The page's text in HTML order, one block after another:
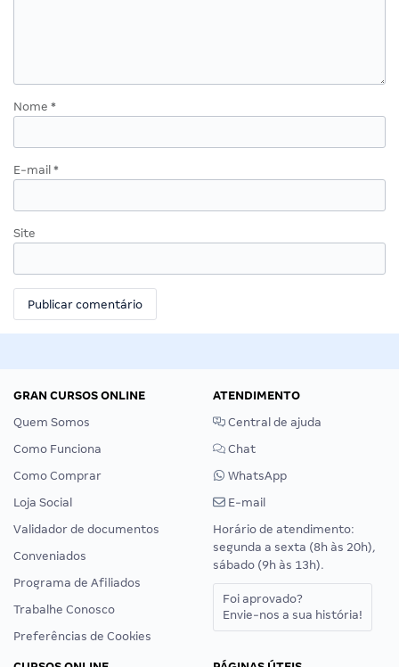
Nome *
E-mail *
Site
GRAN CURSOS ONLINE
Quem Somos
Como Funciona
Como Comprar
Loja Social
Validador de documentos
Conveniados
Programa de Afiliados
Trabalhe Conosco
Preferências de Cookies
ATENDIMENTO
Central de ajuda
Chat
WhatsApp
E-mail
Horário de atendimento:
segunda a sexta (8h às 20h),
sábado (9h às 13h).
Foi aprovado?
Envie-nos a sua história!